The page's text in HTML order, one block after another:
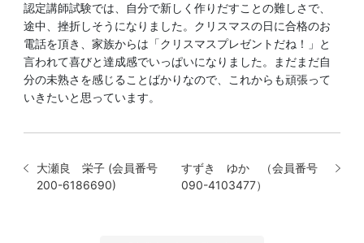
認定講師試験では、自分で新しく作りだすことの難しさで、
途中、挫折しそうになりました。クリスマスの日に合格のお
電話を頂き、家族からは「クリスマスプレゼントだね！」と
言われて喜びと達成感でいっぱいになりました。まだまだ自
分の未熟さを感じることばかりなので、これからも頑張って
いきたいと思っています。
大瀬良 栄子 (会員番号
200-6186690)
すずき ゆか （会員番号
090-4103477）